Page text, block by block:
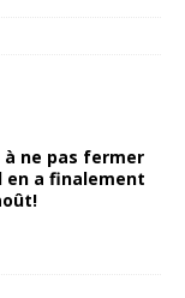
à ne pas fermer
en a finalement